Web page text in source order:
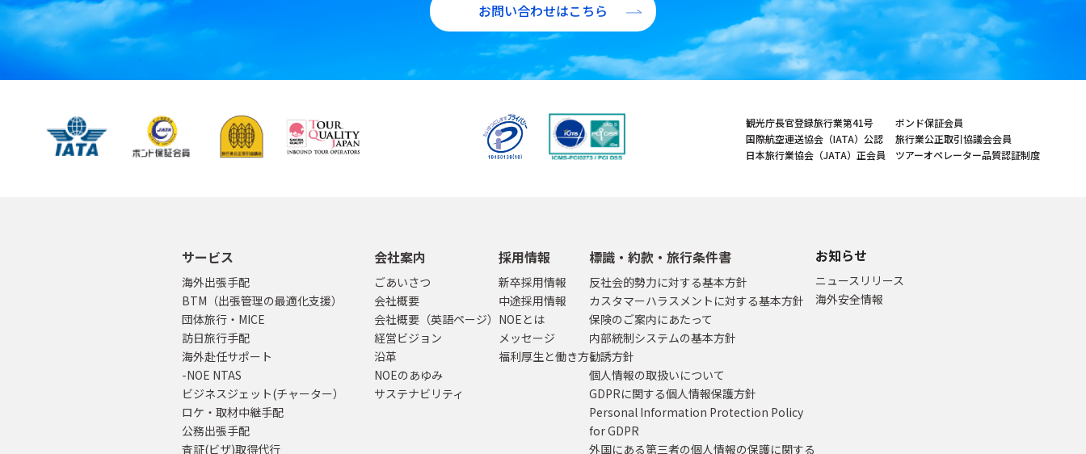
お問い合わせはこちら
観光庁長官登録旅行業第41号
国際航空運送協会（IATA）公認
日本旅行業協会（JATA）正会員
ボンド保証会員
旅行業公正取引協議会会員
ツアーオペレーター品質認証制度
サービス
海外出張手配
BTM（出張管理の最適化支援）
団体旅行・MICE
訪日旅行手配
海外赴任サポート
-NOE NTAS
ビジネスジェット(チャーター）
ロケ・取材中継手配
公務出張手配
査証(ビザ)取得代行
会社案内
ごあいさつ
会社概要
会社概要（英語ページ）
経営ビジョン
沿革
NOEのあゆみ
サステナビリティ
採用情報
新卒採用情報
中途採用情報
NOEとは
メッセージ
福利厚生と働き方
標識・約款・旅行条件書
反社会的勢力に対する基本方針
カスタマーハラスメントに対する基本方針
保険のご案内にあたって
内部統制システムの基本方針
勧誘方針
個人情報の取扱いについて
GDPRに関する個人情報保護方針
Personal Information Protection Policy
for GDPR
外国にある第三者の個人情報の保護に関する
お知らせ
ニュースリリース
海外安全情報